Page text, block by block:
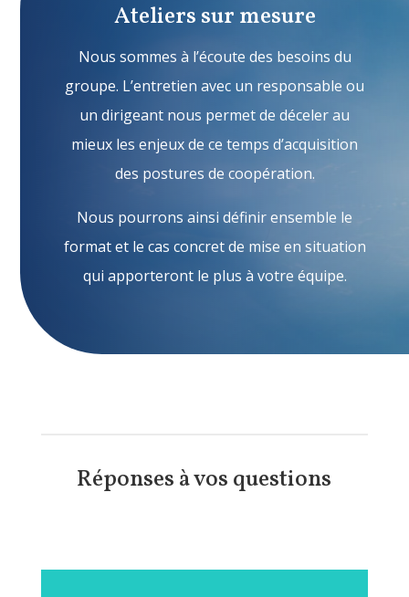
Ateliers sur mesure
Nous sommes à l’écoute des besoins du
groupe. L’entretien avec un responsable ou
un dirigeant nous permet de déceler au
mieux les enjeux de ce temps d’acquisition
des postures de coopération.
Nous pourrons ainsi définir ensemble le
format et le cas concret de mise en situation
qui apporteront le plus à votre équipe.
Réponses à vos questions